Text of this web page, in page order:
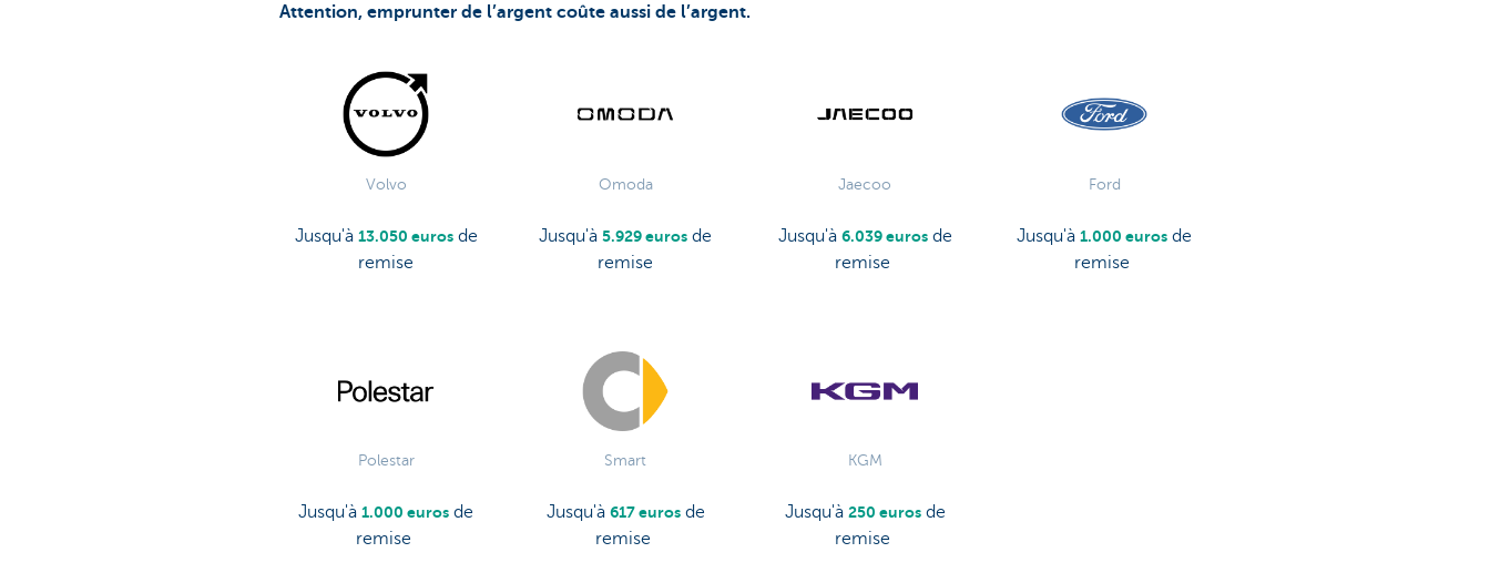
Attention, emprunter de l’argent coûte aussi de l’argent.
Volvo
Jusqu'à 13.050 eurosde
remise
Omoda
Jusqu'à 5.929 euros de
remise
Jaecoo
Jusqu'à 6.039 eurosde
remise
Ford
Jusqu'à 1.000 euros de
remise
Polestar
Jusqu'à 1.000 euros de
remise
Smart
Jusqu'à 617 eurosde
remise
KGM
Jusqu'à 250 eurosde
remise